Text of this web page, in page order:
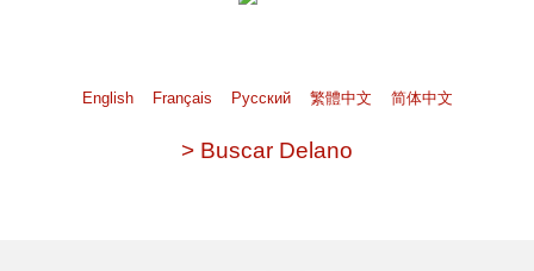
English Français Pусский 繁體中文 简体中文
> Buscar Delano